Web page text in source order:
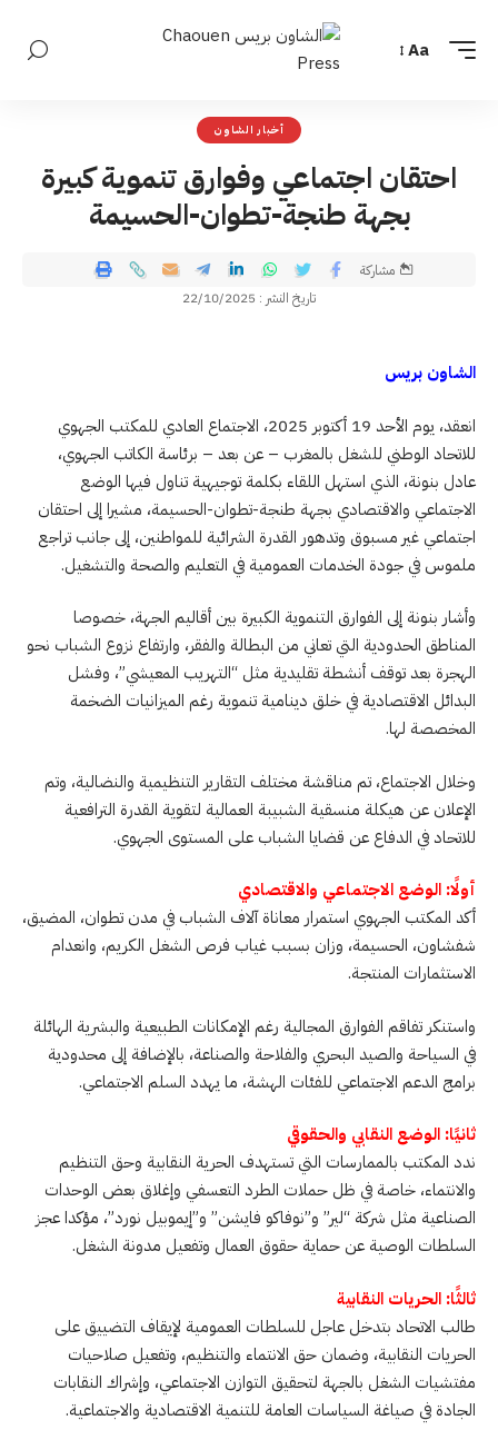
Aa
أخبار الشاون
احتقان اجتماعي وفوارق تنموية كبيرة
بجهة طنجة-تطوان-الحسيمة
تاريخ النشر : 22/10/2025
مشاركة
الشاون بريس
انعقد، يوم الأحد 19 أكتوبر 2025، الاجتماع العادي للمكتب الجهوي
للاتحاد الوطني للشغل بالمغرب – عن بعد – برئاسة الكاتب الجهوي،
عادل بنونة، الذي استهل اللقاء بكلمة توجيهية تناول فيها الوضع
الاجتماعي والاقتصادي بجهة طنجة-تطوان-الحسيمة، مشيرا إلى احتقان
اجتماعي غير مسبوق وتدهور القدرة الشرائية للمواطنين، إلى جانب تراجع
ملموس في جودة الخدمات العمومية في التعليم والصحة والتشغيل.
وأشار بنونة إلى الفوارق التنموية الكبيرة بين أقاليم الجهة، خصوصا
المناطق الحدودية التي تعاني من البطالة والفقر، وارتفاع نزوع الشباب نحو
الهجرة بعد توقف أنشطة تقليدية مثل “التهريب المعيشي”، وفشل
البدائل الاقتصادية في خلق دينامية تنموية رغم الميزانيات الضخمة
المخصصة لها.
وخلال الاجتماع، تم مناقشة مختلف التقارير التنظيمية والنضالية، وتم
الإعلان عن هيكلة منسقية الشبيبة العمالية لتقوية القدرة الترافعية
للاتحاد في الدفاع عن قضايا الشباب على المستوى الجهوي.
أولًا: الوضع الاجتماعي والاقتصادي
أكد المكتب الجهوي استمرار معاناة آلاف الشباب في مدن تطوان، المضيق،
شفشاون، الحسيمة، وزان بسبب غياب فرص الشغل الكريم، وانعدام
الاستثمارات المنتجة.
واستنكر تفاقم الفوارق المجالية رغم الإمكانات الطبيعية والبشرية الهائلة
في السياحة والصيد البحري والفلاحة والصناعة، بالإضافة إلى محدودية
برامج الدعم الاجتماعي للفئات الهشة، ما يهدد السلم الاجتماعي.
ثانيًا: الوضع النقابي والحقوقي
ندد المكتب بالممارسات التي تستهدف الحرية النقابية وحق التنظيم
والانتماء، خاصة في ظل حملات الطرد التعسفي وإغلاق بعض الوحدات
الصناعية مثل شركة “لير” و”نوفاكو فايشن” و”إيموبيل نورد”، مؤكدا عجز
السلطات الوصية عن حماية حقوق العمال وتفعيل مدونة الشغل.
ثالثًا: الحريات النقابية
طالب الاتحاد بتدخل عاجل للسلطات العمومية لإيقاف التضييق على
الحريات النقابية، وضمان حق الانتماء والتنظيم، وتفعيل صلاحيات
مفتشيات الشغل بالجهة لتحقيق التوازن الاجتماعي، وإشراك النقابات
الجادة في صياغة السياسات العامة للتنمية الاقتصادية والاجتماعية.